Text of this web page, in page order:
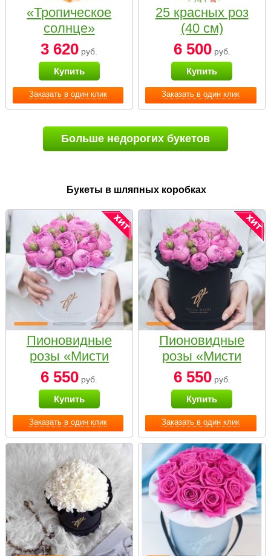
Заказать в один клик
«Тропическое
солнце»
3 620 руб.
Купить
Заказать в один клик
25 красных роз
(40 см)
6 500руб.
Купить
Больше недорогих букетов
Букеты в шляпных коробках
Заказать в один клик
Пионовидные
розы «Мисти
бабблс» в белой
коробке Small
6 550 руб.
Купить
Заказать в один клик
Пионовидные
розы «Мисти
бабблс» в
черной коробке
Small
6 550руб.
Купить